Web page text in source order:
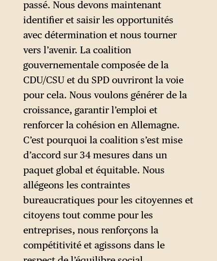
passé. Nous devons maintenant
identifier et saisir les opportunités
avec détermination et nous tourner
vers l’avenir. La coalition
gouvernementale composée de la
CDU/CSU et du SPD ouvriront la voie
pour cela. Nous voulons générer de la
croissance, garantir l’emploi et
renforcer la cohésion en Allemagne.
C’est pourquoi la coalition s’est mise
d’accord sur 34 mesures dans un
paquet global et équitable. Nous
allégeons les contraintes
bureaucratiques pour les citoyennes et
citoyens tout comme pour les
entreprises, nous renforçons la
compétitivité et agissons dans le